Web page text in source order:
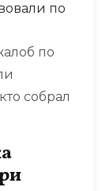
по
по
собрал